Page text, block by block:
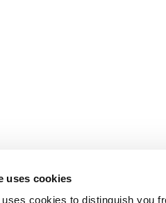
uses cookies
cookies to distinguish you